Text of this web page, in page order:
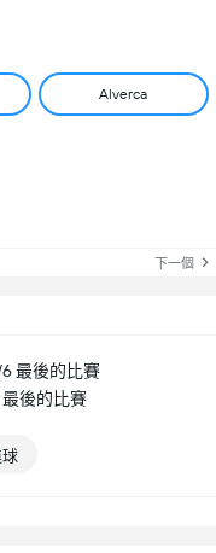
Alverca
下一個
最後的比賽
後的比賽